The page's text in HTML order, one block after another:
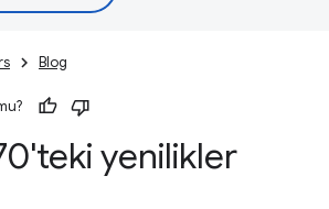
Blog
yenilikler